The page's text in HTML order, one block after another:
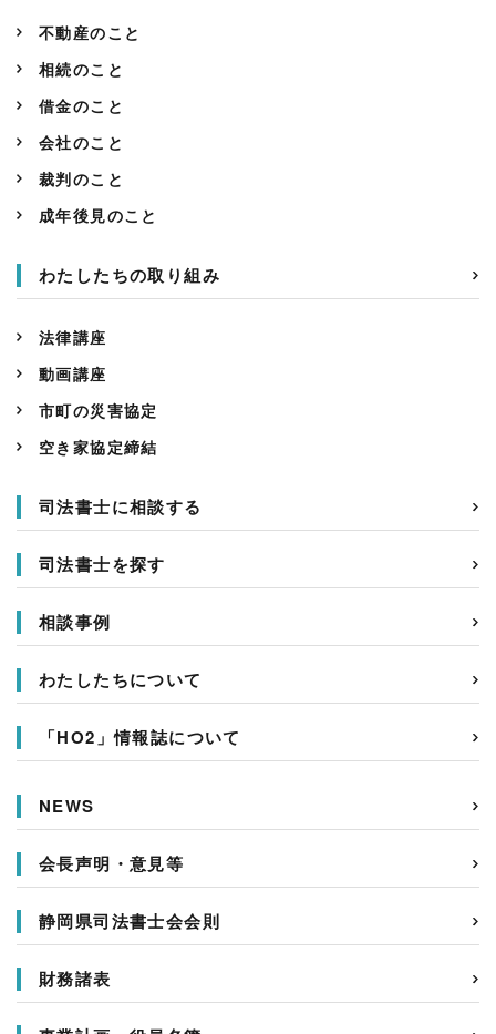
不動産のこと
相続のこと
借金のこと
会社のこと
裁判のこと
成年後見のこと
わたしたちの取り組み
法律講座
動画講座
市町の災害協定
空き家協定締結
司法書士に相談する
司法書士を探す
相談事例
わたしたちについて
「HO2」情報誌について
NEWS
会長声明・意見等
静岡県司法書士会会則
財務諸表